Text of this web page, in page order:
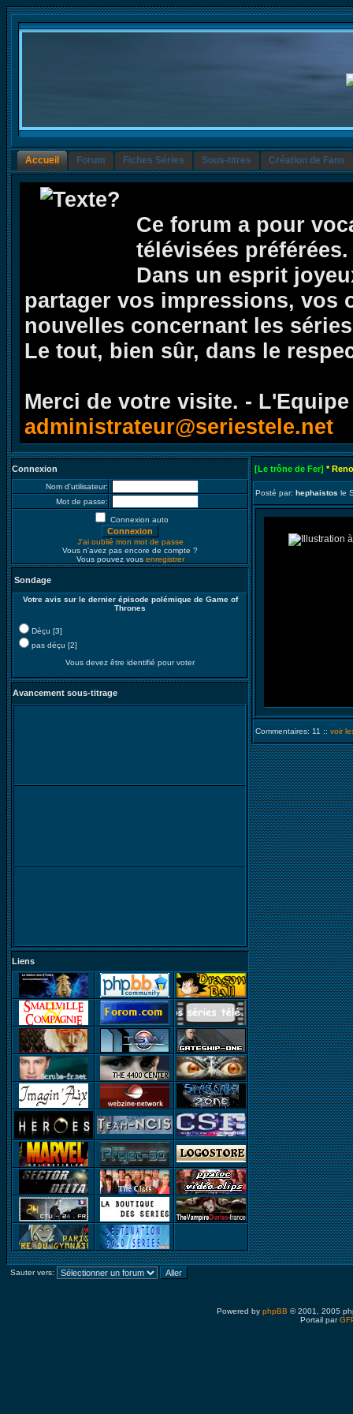
Accueil Forum Fiches Séries Sous-titres Création de Fans
Ce forum a pour
télévisées préférées.
Dans un esprit
partager vos impressions, vos
nouvelles concernant les
Le tout, bien sûr, dans le
Merci de votre visite. -
administrateur@seriestele.net
Connexion
Nom d'utilisateur:
Mot de passe:
Connexion auto
J'ai oublié mon mot de passe
Vous n'avez pas encore de compte ?
Vous pouvez vous enregistrer
Sondage
Votre avis sur le dernier épisode polémique de Game of
Thrones
Déçu [3]
pas déçu [2]
Vous devez être identifié pour voter
Avancement sous-titrage
Liens
[Le trône de Fer] *
Posté par: hephaistos le
Commentaires: 11 :: voir
Sauter vers:
Powered by phpBB © 2001, 2005
Portail par